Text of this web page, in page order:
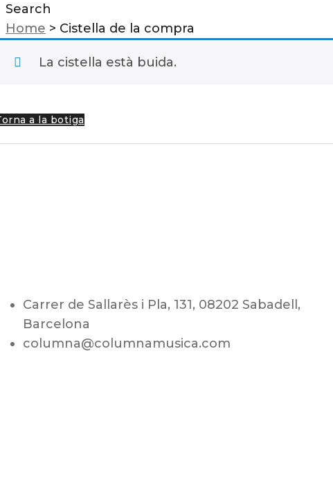
Search
Home > Cistella de la compra
La cistella està buida.
a la botiga
Carrer de Sallarès i Pla, 131, 08202 Sabadell,
Barcelona
columna@columnamusica.com